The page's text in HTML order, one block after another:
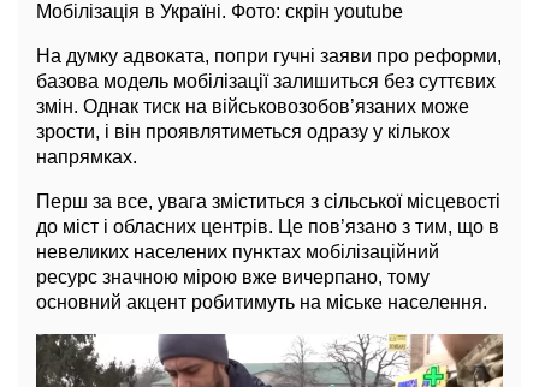
Мобілізація в Україні. Фото: скрін youtube
На думку адвоката, попри гучні заяви про реформи,
базова модель мобілізації залишиться без суттєвих
змін. Однак тиск на військовозобов’язаних може
зрости, і він проявлятиметься одразу у кількох
напрямках.
Перш за все, увага зміститься з сільської місцевості
до міст і обласних центрів. Це пов’язано з тим, що в
невеликих населених пунктах мобілізаційний
ресурс значною мірою вже вичерпано, тому
основний акцент робитимуть на міське населення.